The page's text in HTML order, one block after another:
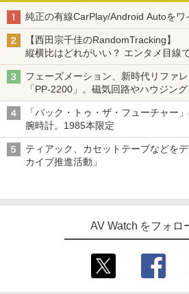
純正の有線CarPlay/Android Autoをワ
【西田宗千佳のRandomTracking】
縦横比はどれがいい？ エンタメ目線
「Galaxy Z Fold」
フェーズメーション、新時代リファ
「PP-2200」。磁気回路やハウジン
「バック・トゥ・ザ・フューチャー
腕時計。1985本限定
ティアック、カセットテープなどを
カイブ推進活動」
AV Watch をフォロ